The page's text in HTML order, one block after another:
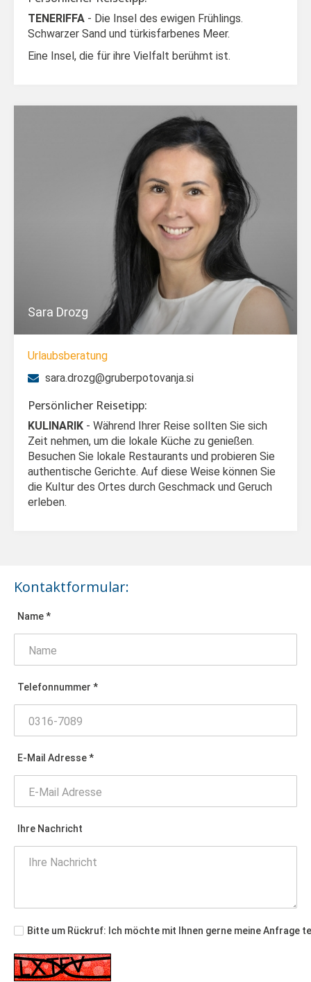
TENERIFFA - Die Insel des ewigen Frühlings.
Schwarzer Sand und türkisfarbenes Meer.
Eine Insel, die für ihre Vielfalt berühmt ist.
Sara Drozg
Urlaubsberatung
sara.drozg@gruberpotovanja.si
Persönlicher Reisetipp:
KULINARIK - Während Ihrer Reise sollten Sie sich
Zeit nehmen, um die lokale Küche zu genießen.
Besuchen Sie lokale Restaurants und probieren Sie
authentische Gerichte. Auf diese Weise können Sie
die Kultur des Ortes durch Geschmack und Geruch
erleben.
Kontaktformular:
Name *
Telefonnummer *
E-Mail Adresse *
Ihre Nachricht
Bitte um Rückruf: Ich möchte mit Ihnen gerne meine Anfrage